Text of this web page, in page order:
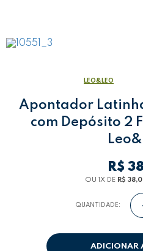
LEO&LEO
Apontador
com Depósito 2
R$
OU 1X DE R$
QUANTIDADE:
ADICIONAR